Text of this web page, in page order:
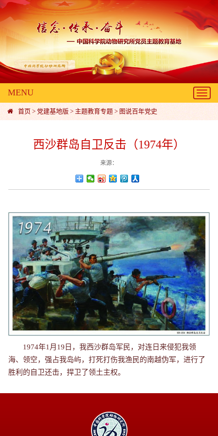
MENU
首页 > 党建基地版 > 主题教育专题 > 图说百年党史
西沙群岛自卫反击（1974年）
来源：
1974年1月19日，我西沙群岛军民，对连日来侵犯我领
海、领空，强占我岛屿，打死打伤我渔民的南越伪军，进行了
胜利的自卫还击，捍卫了领土主权。